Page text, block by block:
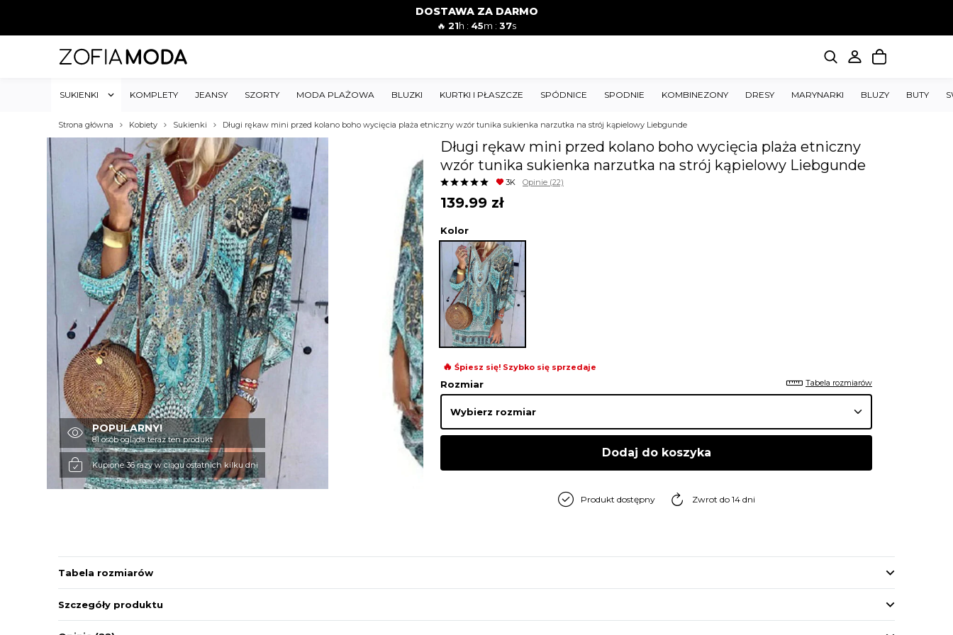
DOSTAWA ZA DARMO
🔥21h : 45m :35s
SUKIENKI KOMPLETY JEANSY SZORTY MODA PLAŻOWA BLUZKI KURTKI I PŁASZCZE SPÓDNICE SPODNIE KOMBINEZONY DRESY MARYNARKI BLUZY BUTY
Strona główna Kobiety Sukienki Długi rękaw mini przed kolano boho wycięcia plaża etniczny wzór tunika sukienka narzutka na strój kąpielowy Liebgunde
POPULARNY!
81 osób ogląda teraz ten produkt
Kupione 36 razy w ciągu ostatnich kilku dni
Długi rękaw mini przed kolano boho wycięcia plaża etniczny
wzór tunika sukienka narzutka na strój kąpielowy Liebgunde
3K Opinie (22)
139.99 zł
Kolor
🔥 Śpiesz się! Szybko się sprzedaje
Rozmiar Tabela rozmiarów
Dodaj do koszyka
Produkt dostępny Zwrot do 14 dni
Tabela rozmiarów
Szczegóły produktu